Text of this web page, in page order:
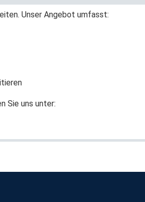
Unser Angebot umfasst:
Sie uns unter: